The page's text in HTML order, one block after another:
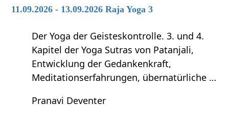
11.09.2026 - 13.09.2026 Raja Yoga 3
Der Yoga der Geisteskontrolle. 3. und 4.
Kapitel der Yoga Sutras von Patanjali,
Entwicklung der Gedankenkraft,
Meditationserfahrungen, übernatürliche …
Pranavi Deventer